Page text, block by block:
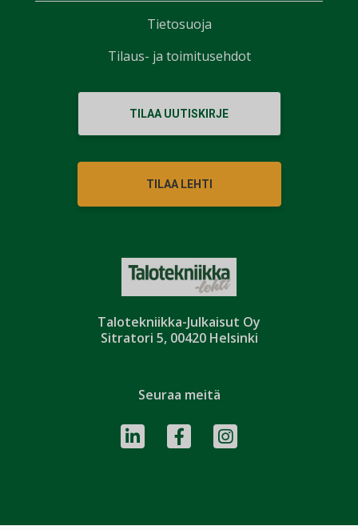
Talotekniikka-Julkaisut Oy
Sitratori 5, 00420 Helsinki
TILAA UUTISKIRJE
TILAA LEHTI
Seuraa meitä
Tietosuoja
Tilaus- ja toimitusehdot